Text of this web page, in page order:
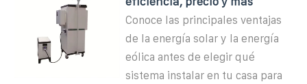
Conoce las principales ventajas
de la energía solar y la energía
eólica antes de elegir qué
sistema instalar en tu casa para